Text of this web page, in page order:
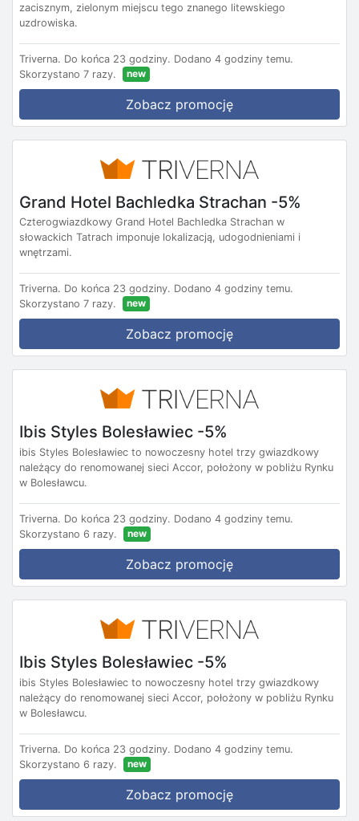
zacisznym, zielonym miejscu tego znanego litewskiego
uzdrowiska.
Triverna. Do końca 23 godziny. Dodano 4 godziny temu.
Skorzystano 7 razy.
new
Zobacz promocję
Grand Hotel Bachledka Strachan -5%
Czterogwiazdkowy Grand Hotel Bachledka Strachan w
słowackich Tatrach imponuje lokalizacją, udogodnieniami i
wnętrzami.
Triverna. Do końca 23 godziny. Dodano 4 godziny temu.
Skorzystano 7 razy.
new
Zobacz promocję
Ibis Styles Bolesławiec -5%
ibis Styles Bolesławiec to nowoczesny hotel trzy gwiazdkowy
należący do renomowanej sieci Accor, położony w pobliżu Rynku
w Bolesławcu.
Triverna. Do końca 23 godziny. Dodano 4 godziny temu.
Skorzystano 6 razy.
new
Zobacz promocję
Ibis Styles Bolesławiec -5%
ibis Styles Bolesławiec to nowoczesny hotel trzy gwiazdkowy
należący do renomowanej sieci Accor, położony w pobliżu Rynku
w Bolesławcu.
Triverna. Do końca 23 godziny. Dodano 4 godziny temu.
Skorzystano 6 razy.
new
Zobacz promocję